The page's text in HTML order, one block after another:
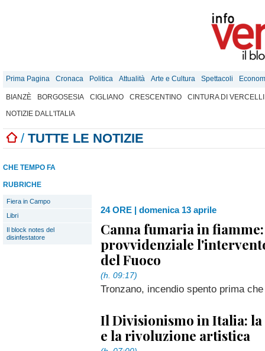
Prima Pagina Cronaca Politica Attualità Arte e Cultura Spettacoli
BIANZÈ BORGOSESIA CIGLIANO CRESCENTINO
CINTURA DI VERCELLI
NOTIZIE DALL'ITALIA
/ TUTTE LE NOTIZIE
CHE TEMPO FA
RUBRICHE
Fiera in Campo
Libri
Il block notes del
disinfestatore
24 ORE | domenica 13 aprile
Canna fumaria in fiamme:
provvidenziale
del Fuoco
(h. 09:17)
Tronzano, incendio spento prima
Il Divisionismo in Italia:
e la rivoluzione artistica